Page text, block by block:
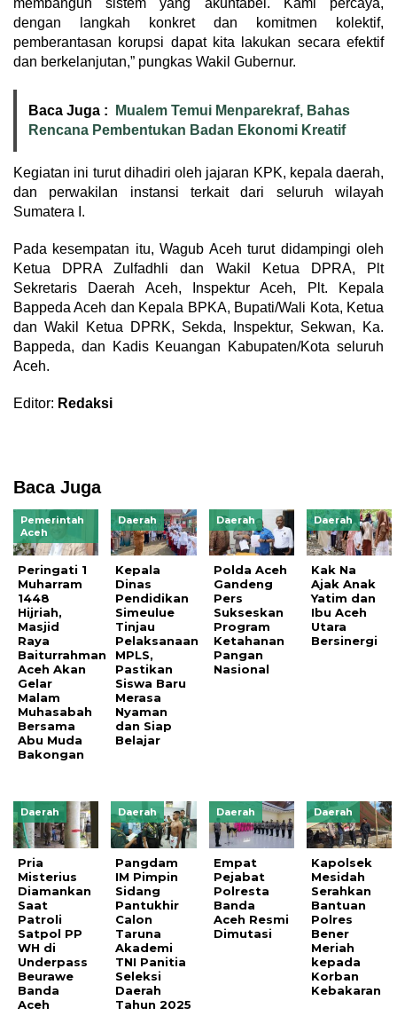
dengan langkah konkret dan komitmen kolektif,
pemberantasan korupsi dapat kita lakukan secara efektif
dan berkelanjutan,” pungkas Wakil Gubernur.
Baca Juga :
Mualem Temui Menparekraf, Bahas
Rencana Pembentukan Badan Ekonomi Kreatif
Kegiatan ini turut dihadiri oleh jajaran KPK, kepala daerah,
dan perwakilan instansi terkait dari seluruh wilayah
Sumatera I.
Pada kesempatan itu, Wagub Aceh turut didampingi oleh
Ketua DPRA Zulfadhli dan Wakil Ketua DPRA, Plt
Sekretaris Daerah Aceh, Inspektur Aceh, Plt. Kepala
Bappeda Aceh dan Kepala BPKA, Bupati/Wali Kota, Ketua
dan Wakil Ketua DPRK, Sekda, Inspektur, Sekwan, Ka.
Bappeda, dan Kadis Keuangan Kabupaten/Kota seluruh
Aceh.
Editor: Redaksi
Baca Juga
Pemerintah
Aceh
Peringati 1
Muharram
1448
Hijriah,
Masjid
Raya
Baiturrahman
Aceh Akan
Gelar
Malam
Muhasabah
Bersama
Abu Muda
Bakongan
Daerah
Kepala
Dinas
Pendidikan
Simeulue
Tinjau
Pelaksanaan
MPLS,
Pastikan
Siswa Baru
Merasa
Nyaman
dan Siap
Belajar
Daerah
Polda Aceh
Gandeng
Pers
Sukseskan
Program
Ketahanan
Pangan
Nasional
Daerah
Kak Na
Ajak Anak
Yatim dan
Ibu Aceh
Utara
Bersinergi
Daerah
Pria
Misterius
Diamankan
Saat
Patroli
Satpol PP
WH di
Underpass
Beurawe
Banda
Aceh
Daerah
Pangdam
IM Pimpin
Sidang
Pantukhir
Calon
Taruna
Akademi
TNI Panitia
Seleksi
Daerah
Tahun 2025
Daerah
Empat
Pejabat
Polresta
Banda
Aceh Resmi
Dimutasi
Daerah
Kapolsek
Mesidah
Serahkan
Bantuan
Polres
Bener
Meriah
kepada
Korban
Kebakaran